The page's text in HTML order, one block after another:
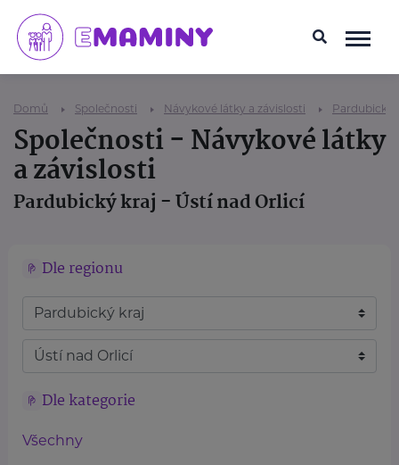
Domů Společnosti Návykové látky a závislosti Pardubický
Společnosti - Návykové látky
a závislosti
Pardubický kraj - Ústí nad Orlicí
Dle regionu
Dle kategorie
Všechny